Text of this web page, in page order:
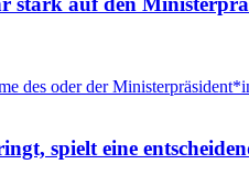
des oder der
spielt eine